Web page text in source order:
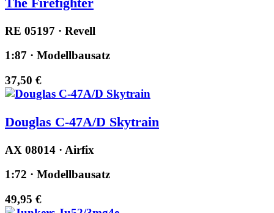
RE 05197 · Revell
1:87 · Modellbausatz
37,50 €
Douglas C-47A/D Skytrain
AX 08014 · Airfix
1:72 · Modellbausatz
49,95 €